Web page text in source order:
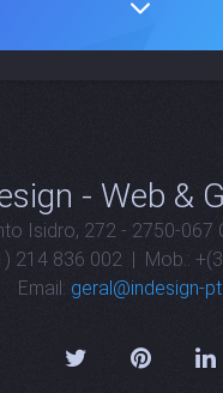
- Web &
Isidro, 272 - 2750-067
214 836 002 | Mob.:
Email: geral@indesign-